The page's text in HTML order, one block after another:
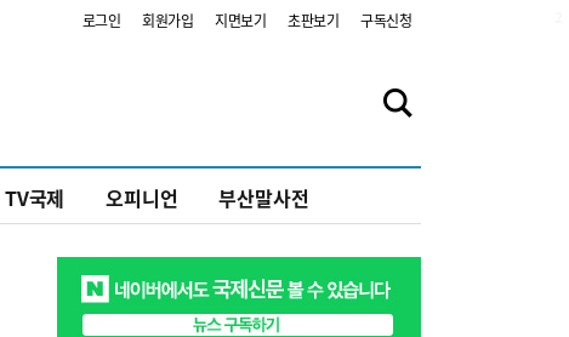
로그인 회원가입 지면보기 초판보기 구독신청
TV국제 오피니언 부산말사전